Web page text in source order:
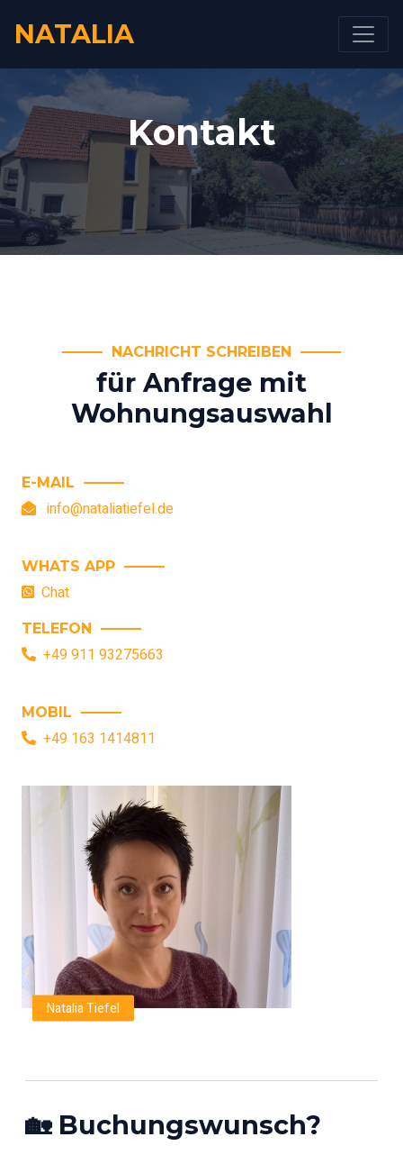
NATALIA
Kontakt
NACHRICHT SCHREIBEN
für Anfrage mit
Wohnungsauswahl
E-MAIL
info@nataliatiefel.de
WHATS APP
Chat
TELEFON
+49 911 93275663
MOBIL
+49 163 1414811
Natalia Tiefel
🏡 Buchungswunsch?